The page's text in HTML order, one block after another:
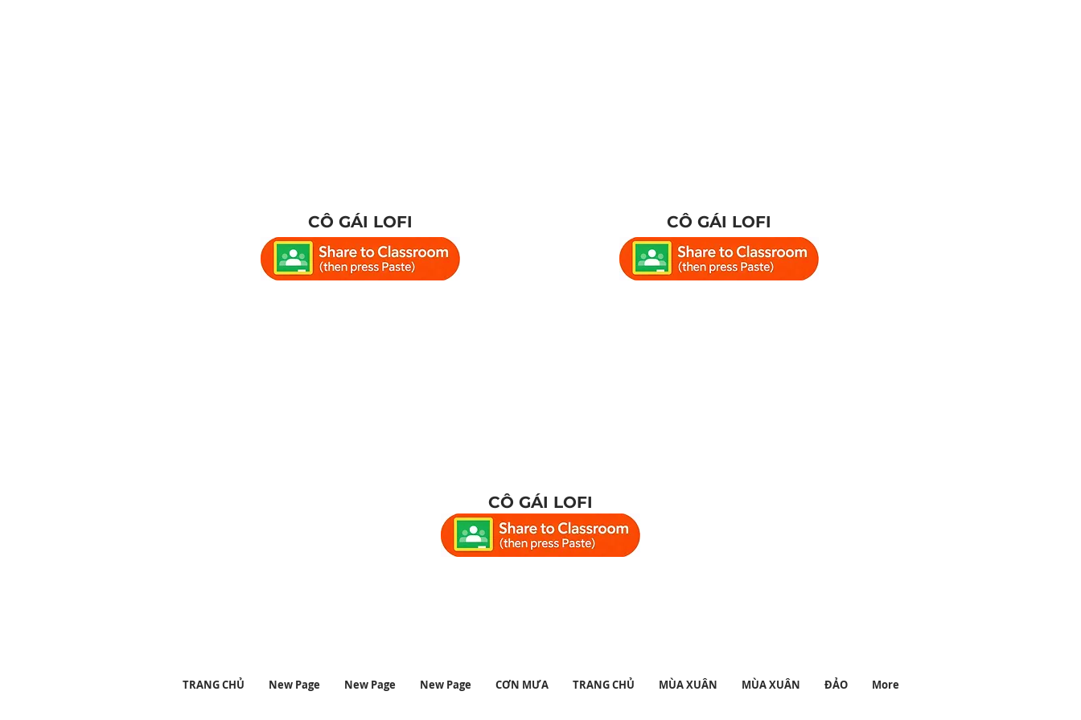
CÔ GÁI LOFI CÔ GÁI LOFI
CÔ GÁI LOFI
TRANG CHỦ New Page New Page New Page CƠN MƯA TRANG CHỦ MÙA XUÂN MÙA XUÂN ĐẢO More